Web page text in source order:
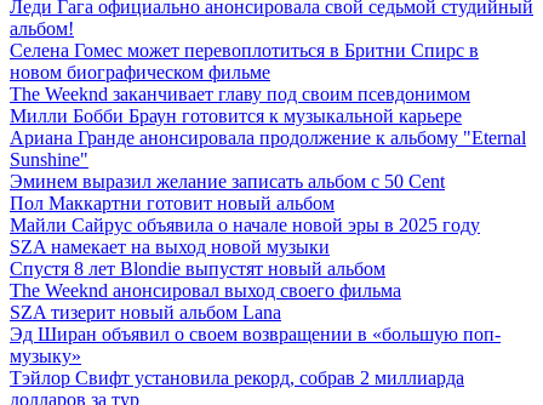
Леди Гага официально анонсировала свой седьмой студийный
альбом!
Селена Гомес может перевоплотиться в Бритни Спирс в
новом биографическом фильме
The Weeknd заканчивает главу под своим псевдонимом
Милли Бобби Браун готовится к музыкальной карьере
Ариана Гранде анонсировала продолжение к альбому "Eternal
Sunshine"
Эминем выразил желание записать альбом с 50 Cent
Пол Маккартни готовит новый альбом
Майли Сайрус объявила о начале новой эры в 2025 году
SZA намекает на выход новой музыки
Спустя 8 лет Blondie выпустят новый альбом
The Weeknd анонсировал выход своего фильма
SZA тизерит новый альбом Lana
Эд Ширан объявил о своем возвращении в «большую поп-
музыку»
Тэйлор Свифт установила рекорд, собрав 2 миллиарда
долларов за тур